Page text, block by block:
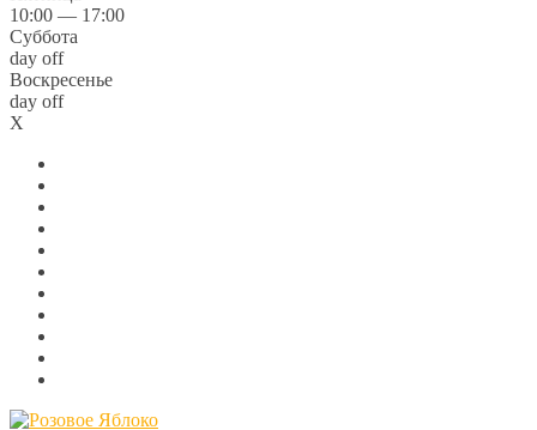
10:00 — 17:00
Суббота
day off
Воскресенье
day off
X